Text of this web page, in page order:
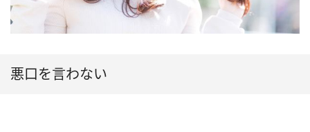
悪口を言わない